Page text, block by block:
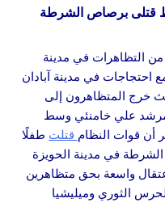
قتلى برصاص الشرطة
من التظاهرات في مدينة
احتجاجات في مدينة آبادان
خرج المتظاهرون إلى
علي خامنئي وسط
أن قوات النظام قتلت طفلًا
في مدينة الحويزة
واسعة بحق متظاهرين
الثوري وميليشيا